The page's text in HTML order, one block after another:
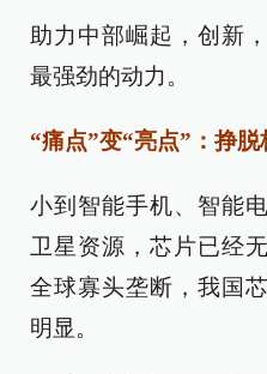
助力中部崛起，创新
最强劲的动力。
“痛点”变“亮点”：挣
小到智能手机、智能
卫星资源，芯片已经
全球寡头垄断，我国
明显。